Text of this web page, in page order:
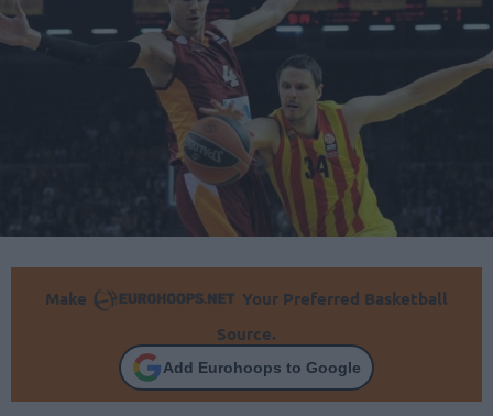
Make
Your Preferred Basketball
Source.
Add Eurohoops to Google